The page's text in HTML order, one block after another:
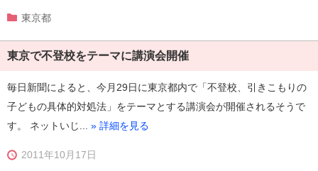
東京都
東京で不登校をテーマに講演会開催
毎日新聞によると、今月29日に東京都内で「不登校、引きこもりの
子どもの具体的対処法」をテーマとする講演会が開催されるそうで
す。 ネットいじ... » 詳細を見る
2011年10月17日